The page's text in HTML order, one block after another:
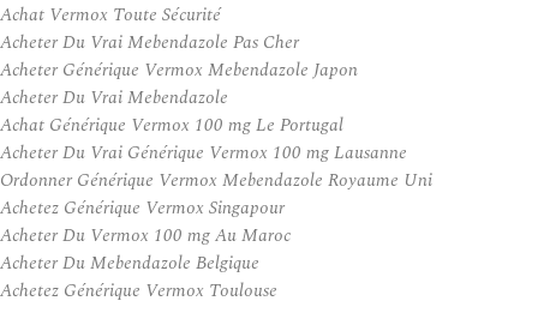
Achat Vermox Toute Sécurité
Acheter Du Vrai Mebendazole Pas Cher
Acheter Générique Vermox Mebendazole Japon
Acheter Du Vrai Mebendazole
Achat Générique Vermox 100 mg Le Portugal
Acheter Du Vrai Générique Vermox 100 mg Lausanne
Ordonner Générique Vermox Mebendazole Royaume Uni
Achetez Générique Vermox Singapour
Acheter Du Vermox 100 mg Au Maroc
Acheter Du Mebendazole Belgique
Achetez Générique Vermox Toulouse